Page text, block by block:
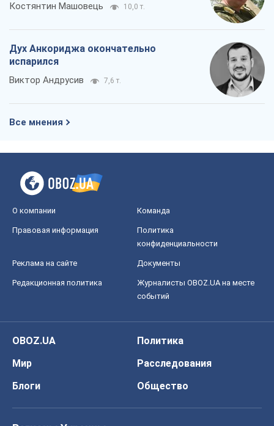
Костянтин Машовець 10,0 т.
Дух Анкориджа окончательно
испарился
Виктор Андрусив 7,6 т.
Все мнения
О компании Команда
Правовая информация
Политика
конфиденциальности
Реклама на сайте Документы
Редакционная политика
Журналисты OBOZ.UA на месте
событий
OBOZ.UA
Политика
Мир
Расследования
Блоги
Общество